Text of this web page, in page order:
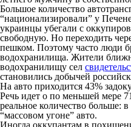
Большое количество
“национализировали” у
украинцы убегали с
свободную. Но переходить
пешком. Поэтому часто люди
водохранилища. Жители
водохранилищу сел
становились добычей
На авто приходится 43%
Речь идет о по меньшей мере
реальное количество больше:
“массовом угоне” авто.